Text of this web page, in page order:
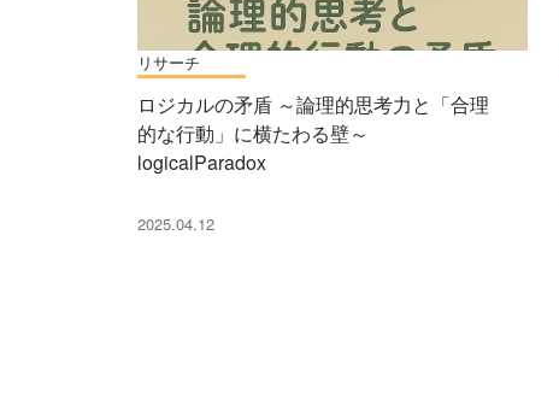
リサーチ
ロジカルの矛盾 ～論理的思考力と「合理
的な行動」に横たわる壁～
logicalParadox
2025.04.12